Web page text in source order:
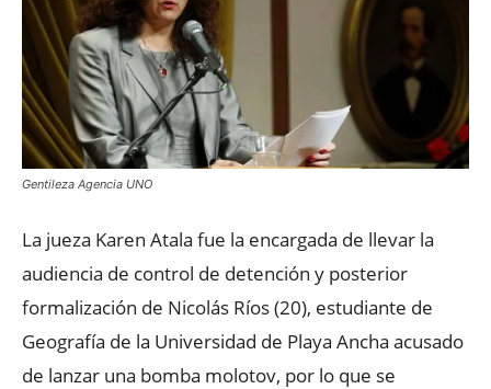
Gentileza Agencia UNO
La jueza Karen Atala fue la encargada de llevar la
audiencia de control de detención y posterior
formalización de Nicolás Ríos (20), estudiante de
Geografía de la Universidad de Playa Ancha acusado
de lanzar una bomba molotov, por lo que se